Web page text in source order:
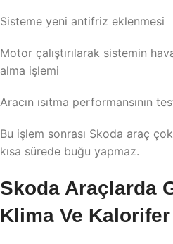
Sisteme yeni antifriz eklenmesi
Motor çalıştırılarak sistemin
alma işlemi
Aracın ısıtma performansının
Bu işlem sonrası Skoda araç çok
kısa sürede buğu yapmaz.
Skoda Araçlarda
Klima Ve Kalorifer